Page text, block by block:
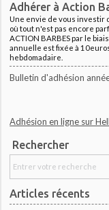
Adhérer à Action
Une envie de vous investir
où tout n'est pas encore
ACTION BARBES par le
annuelle est fixée à
hebdomadaire.
Bulletin d'adhésion
Adhésion en ligne sur
Rechercher
Articles récents